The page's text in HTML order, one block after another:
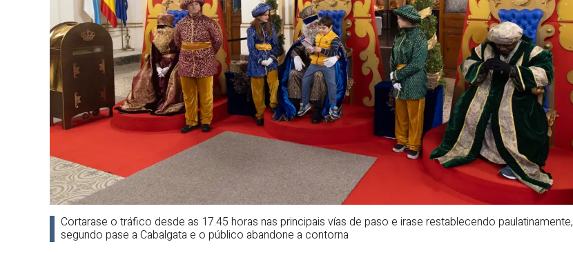
Cortarase o tráfico desde as 17.45 horas nas principais vías de paso e irase restablecendo paulatinamente,
segundo pase a Cabalgata e o público abandone a contorna